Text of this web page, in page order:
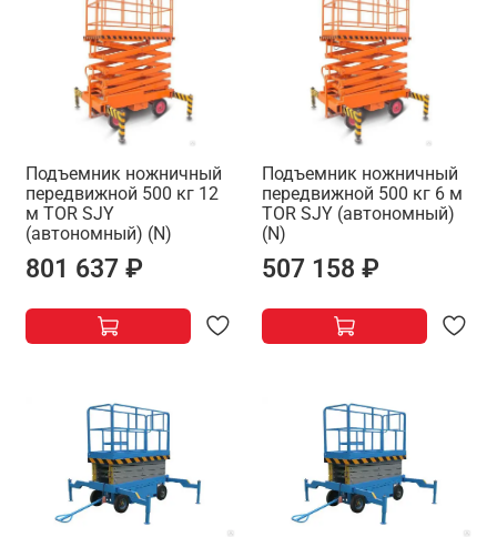
Подъемник ножничный
передвижной 500 кг 12
м TOR SJY
(автономный) (N)
801 637 ₽
Подъемник ножничный
передвижной 500 кг 6 м
TOR SJY (автономный)
(N)
507 158 ₽